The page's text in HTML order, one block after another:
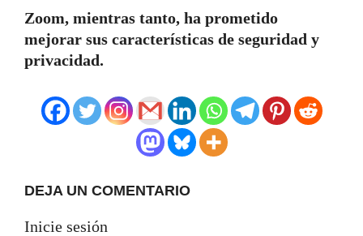
Zoom, mientras tanto, ha prometido
mejorar sus características de seguridad y
privacidad.
DEJA UN COMENTARIO
Inicie sesión